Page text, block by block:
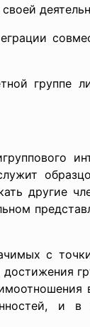
группе
другие
с
и в